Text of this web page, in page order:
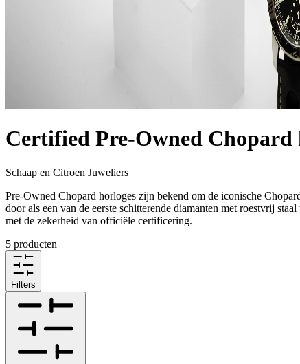
Certified Pre-Owned Chopard
Schaap en Citroen Juweliers
Pre-Owned Chopard horloges zijn bekend om de iconische
door als een van de eerste schitterende diamanten met roestvrij
met de zekerheid van officiële certificering.
5 producten
Filters